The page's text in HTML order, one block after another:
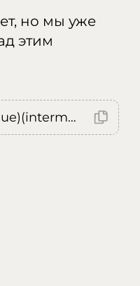
но мы уже
этим
Error: (intermediate value)(intermediate value)(intermediate value).replaceAll is not a function